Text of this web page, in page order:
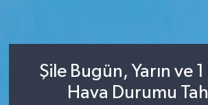
Şile Bugün, Yarın ve
Hava Durumu
Haber Arşivi